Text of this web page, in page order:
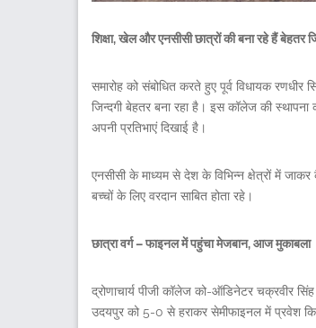
शिक्षा, खेल और एनसीसी छात्रों की बना रहे हैं बेहतर
समारोह को संबोधित करते हुए पूर्व विधायक रणधीर
जिन्दगी बेहतर बना रहा है। इस कॉलेज की
अपनी प्रतिभाएं दिखाई है।
एनसीसी के माध्यम से देश के विभिन्न क्षेत्रों में
बच्चों के लिए वरदान साबित होता रहे।
छात्रा वर्ग – फाइनल में पहुंचा मेजबान, आज मुकाबला
द्रोणाचार्य पीजी कॉलेज को-ऑडिनेटर चक्रवीर
उदयपुर को 5-0 से हराकर सेमीफाइनल में प्रवेश